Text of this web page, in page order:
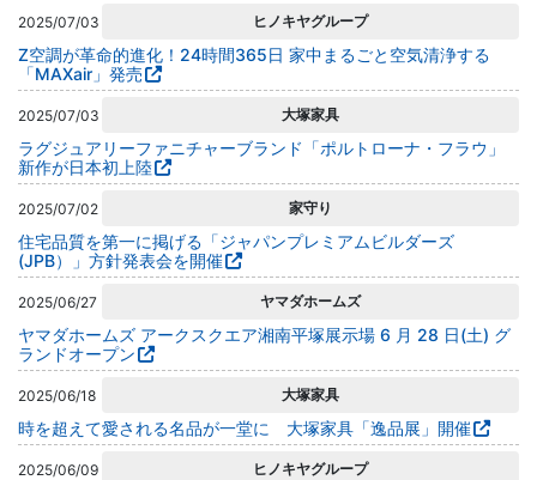
2025/07/03 ヒノキヤグループ
Z空調が革命的進化！24時間365日 家中まるごと空気清浄する
「MAXair」発売
2025/07/03 大塚家具
ラグジュアリーファニチャーブランド「ポルトローナ・フラウ」
新作が⽇本初上陸
2025/07/02 家守り
住宅品質を第一に掲げる「ジャパンプレミアムビルダーズ
(JPB）」方針発表会を開催
2025/06/27 ヤマダホームズ
ヤマダホームズ アークスクエア湘南平塚展示場 6 月 28 日(土) グ
ランドオープン
2025/06/18 大塚家具
時を超えて愛される名品が一堂に 大塚家具「逸品展」開催
2025/06/09 ヒノキヤグループ